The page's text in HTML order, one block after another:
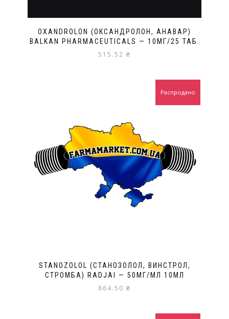
OXANDROLON (ОКСАНДРОЛОН, АНАВАР)
BALKAN PHARMACEUTICALS — 10МГ/25 ТАБ.
515.52 ₴
STANOZOLOL (СТАНОЗОЛОЛ, ВИНСТРОЛ,
СТРОМБА) RADJAI — 50МГ/МЛ 10МЛ
864.50 ₴
Распродано